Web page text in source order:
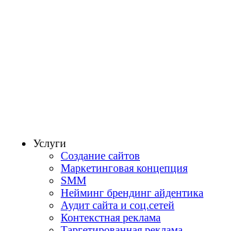
Услуги
Создание сайтов
Маркетинговая концепция
SMM
Нейминг брендинг айдентика
Аудит сайта и соц.сетей
Контекстная реклама